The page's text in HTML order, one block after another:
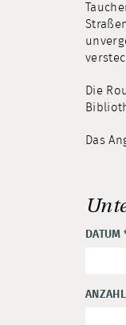
Die
Das
DATUM